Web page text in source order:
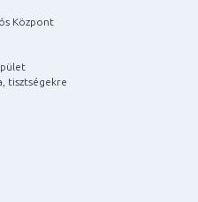
Központ
tisztségekre